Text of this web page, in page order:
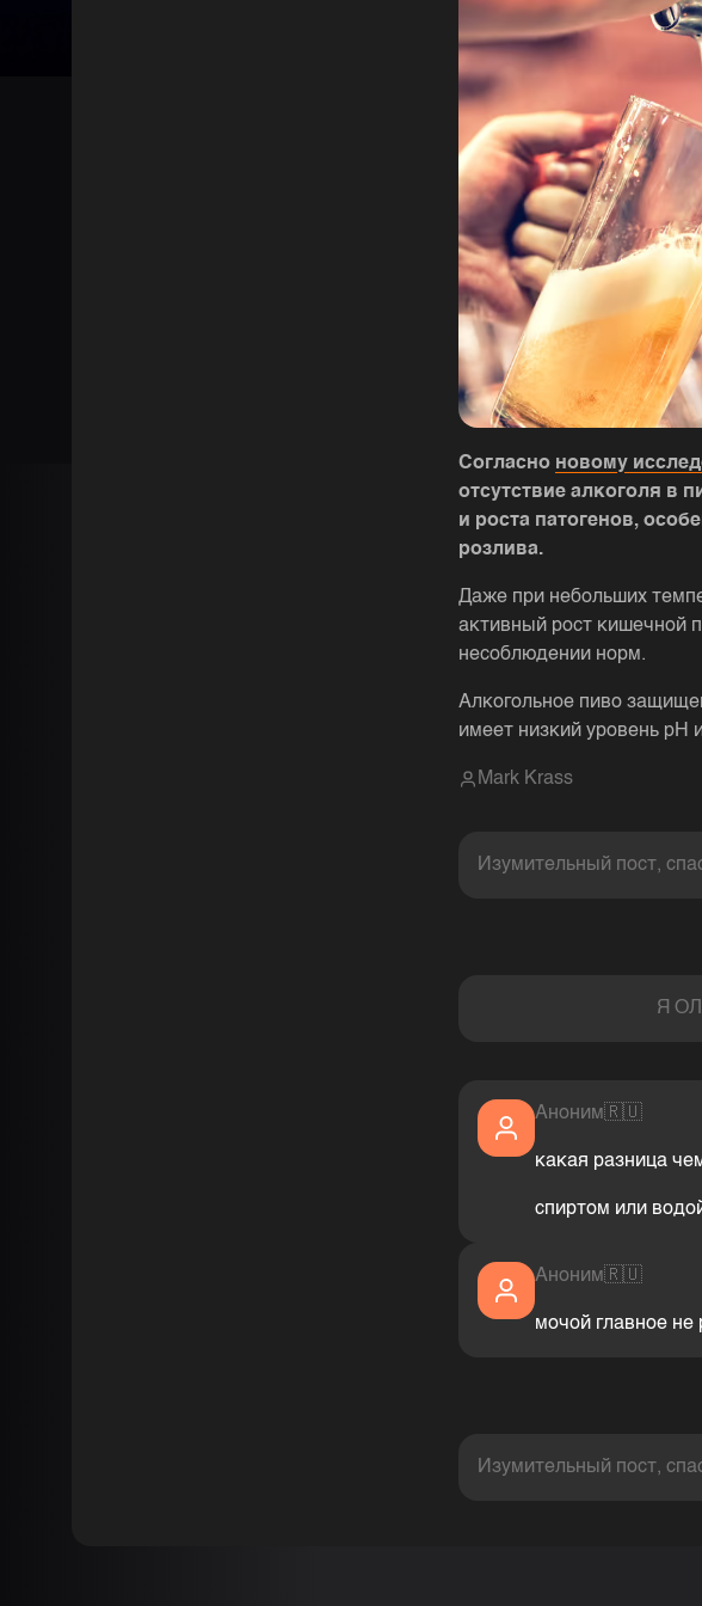
Согласно новому
отсутствие алкоголя в
и роста патогенов,
розлива.
Даже при небольших
активный рост кишечной
несоблюдении норм.
Алкогольное пиво
имеет низкий уровень pH
Mark Krass
Изумительный пост,
Я
Аноним🇷🇺
какая разница
спиртом или
Аноним🇷🇺
мочой главное не
Изумительный пост,